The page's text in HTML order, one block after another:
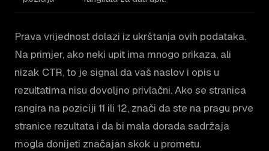
Prava vrijednost dolazi iz ukrštanja ovih podataka.
Na primjer, ako neki upit ima mnogo prikaza, ali
nizak CTR, to je signal da vaš naslov i opis u
rezultatima nisu dovoljno privlačni. Ako se stranica
rangira na poziciji 11 ili 12, znači da ste na pragu prve
stranice rezultata i da bi mala dorada sadržaja
mogla donijeti značajan skok u prometu.